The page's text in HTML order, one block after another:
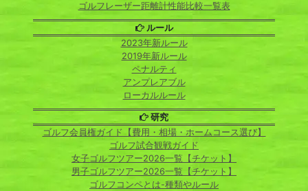
ゴルフレーザー距離計性能比較一覧表
ルール
2023年新ルール
2019年新ルール
ペナルティ
アンプレアブル
ローカルルール
研究
ゴルフ会員権ガイド【費用・相場・ホームコース選び】
ゴルフ試合観戦ガイド
女子ゴルフツアー2026一覧【チケット】
男子ゴルフツアー2026一覧【チケット】
ゴルフコンペとは-種類やルール